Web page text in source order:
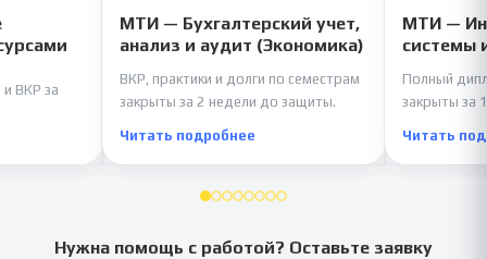
и ВКР за
МТИ — Бухгалтерский учет,
анализ и аудит (Экономика)
ВКР, практики и долги по семестрам
закрыты за 2 недели до защиты.
Читать подробнее
МТИ —
системы
Полный
закрыты за
Читать
Нужна помощь с работой? Оставьте заявку